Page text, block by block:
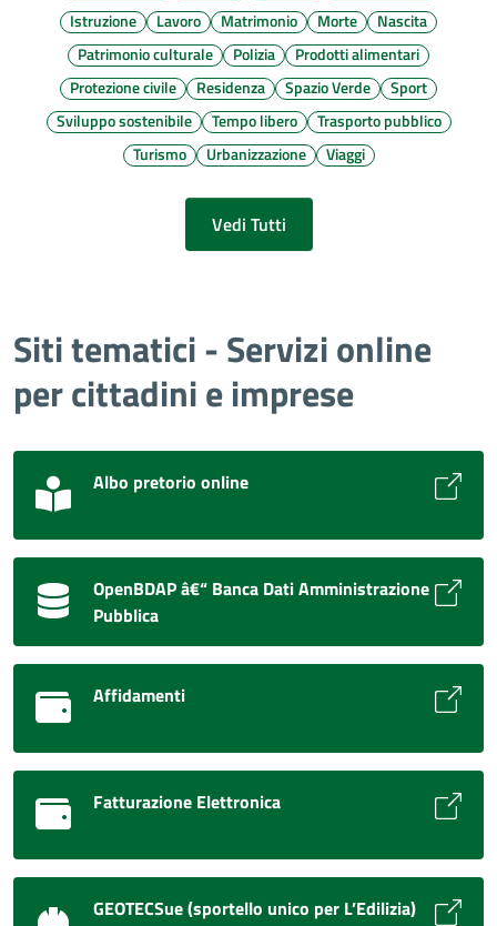
Istruzione
Lavoro Matrimonio Morte
Nascita
Patrimonio culturale
Polizia
Prodotti alimentari
Protezione civile
Residenza Spazio Verde
Sport
Sviluppo sostenibile
Tempo libero
Trasporto pubblico
Turismo
Urbanizzazione Viaggi
Vedi Tutti
Siti tematici - Servizi online
per cittadini e imprese
Albo pretorio online
OpenBDAP â€“ Banca Dati Amministrazione
Pubblica
Affidamenti
Fatturazione Elettronica
GEOTECSue (sportello unico per L’Edilizia)